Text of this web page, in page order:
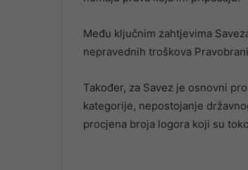
Među ključnim zahtjevima
nepravednih troškova
Također, za Savez je osnovni
kategorije, nepostojanje
procjena broja logora koji su